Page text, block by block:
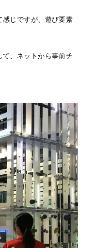
じですが、遊び要素
、ネットから事前チ